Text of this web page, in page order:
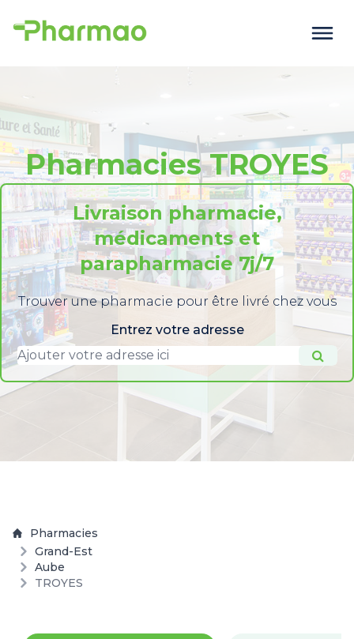
Pharmacies TROYES
Livraison pharmacie,
médicaments et
parapharmacie 7j/7
Trouver une pharmacie pour être livré chez vous
Entrez votre adresse
Pharmacies
Grand-Est
Aube
TROYES